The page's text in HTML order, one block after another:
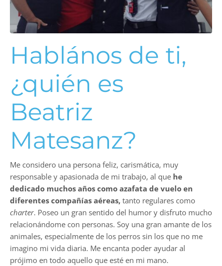
Hablános de ti,
¿quién es
Beatriz
Matesanz?
Me considero una persona feliz, carismática, muy
responsable y apasionada de mi trabajo, al que he
dedicado muchos años como azafata de vuelo en
diferentes compañías aéreas, tanto regulares como
charter. Poseo un gran sentido del humor y disfruto mucho
relacionándome con personas. Soy una gran amante de los
animales, especialmente de los perros sin los que no me
imagino mi vida diaria. Me encanta poder ayudar al
prójimo en todo aquello que esté en mi mano.